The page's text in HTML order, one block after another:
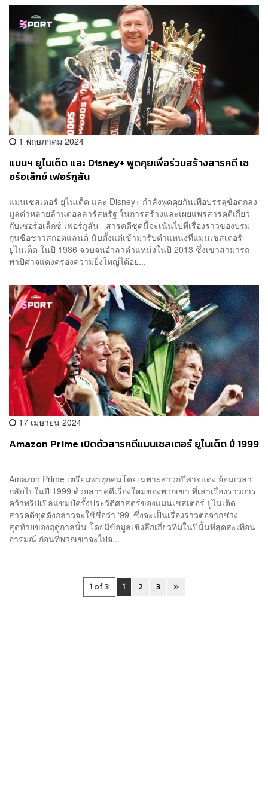
1 พฤษภาคม 2024
แมนฯ ยูไนเต็ด และ Disney+ พูดคุยเพื่อร่วมสร้างสารคดี เซ
อร์อเล็กซ์ เฟอร์กูสัน
แมนเชสเตอร์ ยูไนเต็ด และ Disney+ กำลังพูดคุยกันเพื่อบรรลุข้อตกลง
มูลค่าหลายล้านดอลลาร์สหรัฐ ในการสร้างและเผยแพร่สารคดีเกี่ยว
กับเซอร์อเล็กซ์ เฟอร์กูสัน สารคดีชุดนี้จะเน้นไปที่เรื่องราวของบรม
กุนซือชาวสกอตแลนด์ นับตั้งแต่เข้ามารับตำแหน่งที่แมนเชสเตอร์
ยูไนเต็ด ในปี 1986 จวบจนอำลาตำแหน่งในปี 2013 ซึ่งเขาสามารถ
พาปีศาจแดงครองความยิ่งใหญ่ได้อย...
17 เมษายน 2024
Amazon Prime เปิดตัวสารคดีแมนเชสเตอร์ ยูไนเต็ด ปี 1999
Amazon Prime เตรียมพาทุกคนโดยเฉพาะสาวกปีศาจแดง ย้อนเวลา
กลับไปในปี 1999 ด้วยสารคดีเรื่องใหม่ของพวกเขา ที่เล่าเรื่องราวการ
คว้าทริปเปิลแชมป์ครั้งประวัติศาสตร์ของแมนเชสเตอร์ ยูไนเต็ด
สารคดีชุดดังกล่าวจะใช้ชื่อว่า ‘99’ ซึ่งจะเป็นเรื่องราวต่อจากช่วง
สุดท้ายของฤดูกาลนั้น โดยมีข้อมูลเชิงลึกเกี่ยวทีมในปีนั้นที่สุดสะเทือน
อารมณ์ ก่อนที่พวกเขาจะไปจ...
1 of 3 1 2 3 »